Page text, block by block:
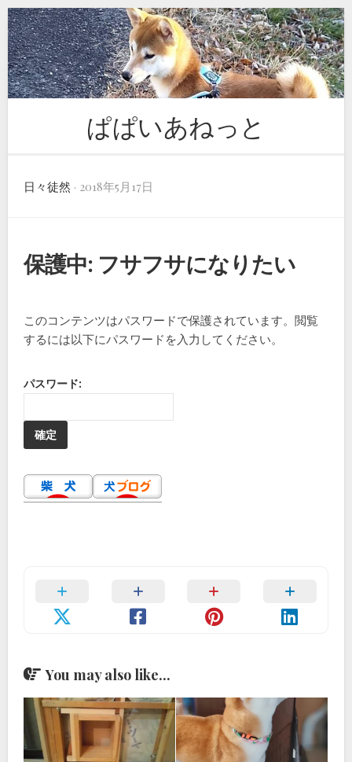
Skip
to
content
ぱぱいあねっと
日々徒然 · 2018年5月17日
保護中: フサフサになりたい
このコンテンツはパスワードで保護されています。閲覧
するには以下にパスワードを入力してください。
パスワード:
You may also like...